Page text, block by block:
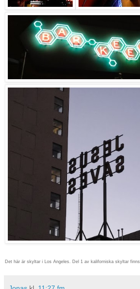
Det här är skyltar i Los Angeles. Del 1 av kaliforniska skyltar finns